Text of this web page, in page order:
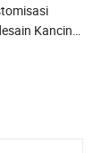
Kancing